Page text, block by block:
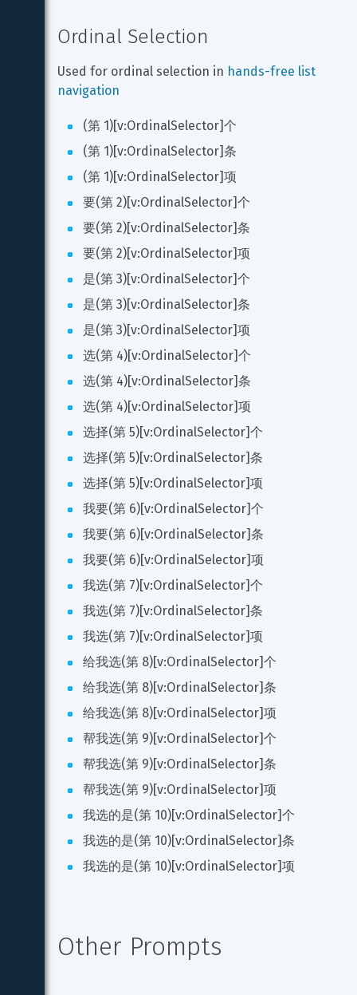
Ordinal Selection
Used for ordinal selection in hands-free list
navigation
(第 1)[v:OrdinalSelector]个
(第 1)[v:OrdinalSelector]条
(第 1)[v:OrdinalSelector]项
要(第 2)[v:OrdinalSelector]个
要(第 2)[v:OrdinalSelector]条
要(第 2)[v:OrdinalSelector]项
是(第 3)[v:OrdinalSelector]个
是(第 3)[v:OrdinalSelector]条
是(第 3)[v:OrdinalSelector]项
选(第 4)[v:OrdinalSelector]个
选(第 4)[v:OrdinalSelector]条
选(第 4)[v:OrdinalSelector]项
选择(第 5)[v:OrdinalSelector]个
选择(第 5)[v:OrdinalSelector]条
选择(第 5)[v:OrdinalSelector]项
我要(第 6)[v:OrdinalSelector]个
我要(第 6)[v:OrdinalSelector]条
我要(第 6)[v:OrdinalSelector]项
我选(第 7)[v:OrdinalSelector]个
我选(第 7)[v:OrdinalSelector]条
我选(第 7)[v:OrdinalSelector]项
给我选(第 8)[v:OrdinalSelector]个
给我选(第 8)[v:OrdinalSelector]条
给我选(第 8)[v:OrdinalSelector]项
帮我选(第 9)[v:OrdinalSelector]个
帮我选(第 9)[v:OrdinalSelector]条
帮我选(第 9)[v:OrdinalSelector]项
我选的是(第 10)[v:OrdinalSelector]个
我选的是(第 10)[v:OrdinalSelector]条
我选的是(第 10)[v:OrdinalSelector]项
Other Prompts